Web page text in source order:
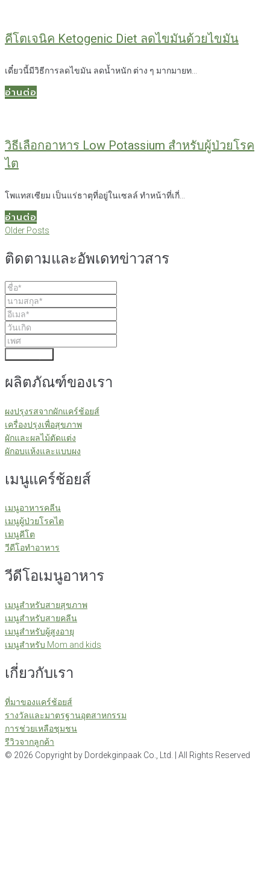
คีโตเจนิค Ketogenic Diet ลดไขมันด้วยไขมัน
เดี๋ยวนี้มีวิธีการลดไขมัน ลดน้ำหนัก ต่าง ๆ มากมายท...
อ่านต่อ
วิธีเลือกอาหาร Low Potassium สำหรับผู้ป่วยโรค
ไต
โพแทสเซียม เป็นแร่ธาตุที่อยู่ในเซลล์ ทำหน้าที่เกี่...
อ่านต่อ
แนะแนว
เรื่อง
Older
Older Posts
ติดตามและอัพเดทข่าวสาร
ผลิตภัณฑ์ของเรา
ผงปรุงรสจากผักแคร์ช้อยส์
เครื่องปรุงเพื่อสุขภาพ
ผักและผลไม้ตัดแต่ง
ผักอบแห้งและแบบผง
เมนูแคร์ช้อยส์
เมนูอาหารคลีน
เมนูผู้ป่วยโรคไต
เมนูคีโต
วีดีโอทำอาหาร
วีดีโอเมนูอาหาร
เมนูสำหรับสายสุขภาพ
เมนูสำหรับสายคลีน
เมนูสำหรับผู้สูงอายุ
เมนูสำหรับ Mom and kids
เกี่ยวกับเรา
ที่มาของแคร์ช้อยส์
รางวัลและมาตรฐานอุตสาหกรรม
การช่วยเหลือชุมชน
รีวิวจากลูกค้า
© 2026 Copyright by Dordekginpaak Co., Ltd. | All Rights Reserved